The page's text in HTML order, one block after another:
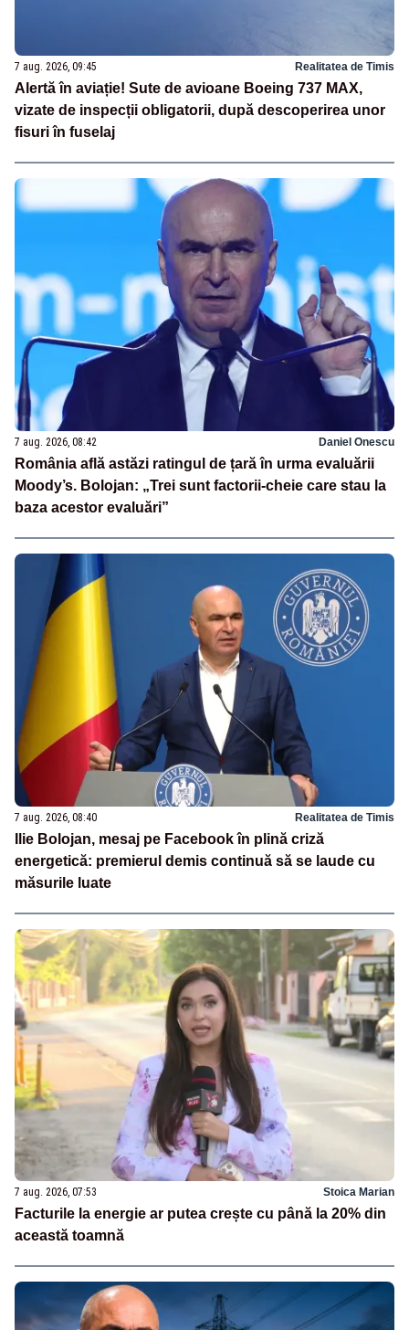
7 aug. 2026, 09:45 Realitatea de Timis
Alertă în aviație! Sute de avioane Boeing 737 MAX,
vizate de inspecții obligatorii, după descoperirea unor
fisuri în fuselaj
7 aug. 2026, 08:42 Daniel Onescu
România află astăzi ratingul de țară în urma evaluării
Moody’s. Bolojan: „Trei sunt factorii-cheie care stau la
baza acestor evaluări”
7 aug. 2026, 08:40 Realitatea de Timis
Ilie Bolojan, mesaj pe Facebook în plină criză
energetică: premierul demis continuă să se laude cu
măsurile luate
7 aug. 2026, 07:53 Stoica Marian
Facturile la energie ar putea crește cu până la 20% din
această toamnă